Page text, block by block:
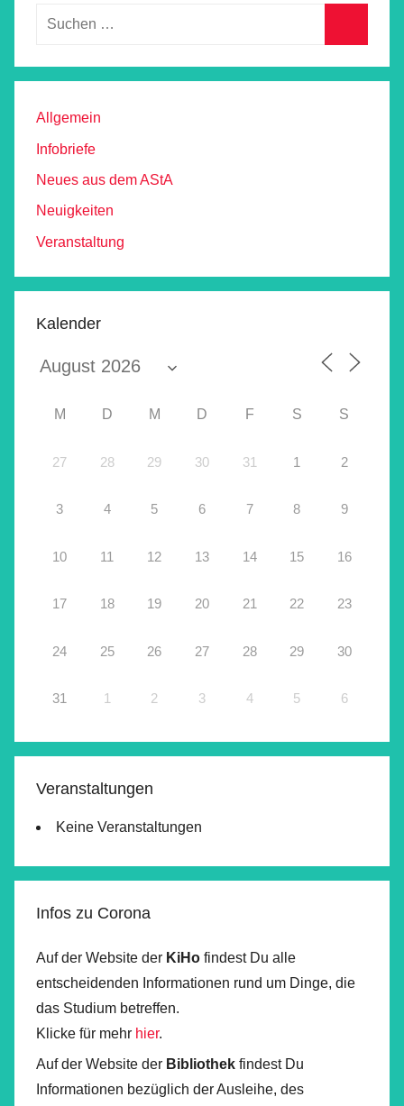
Allgemein
Infobriefe
Neues aus dem AStA
Neuigkeiten
Veranstaltung
Kalender
M D M D F S S
27 28 29 30 31 1 2
3 4 5 6 7 8 9
10 11 12 13 14 15 16
17 18 19 20 21 22 23
24 25 26 27 28 29 30
31 1 2 3 4 5 6
Veranstaltungen
Keine Veranstaltungen
Infos zu Corona
Auf der Website der KiHo findest Du alle
entscheidenden Informationen rund um Dinge, die
das Studium betreffen.
Klicke für mehr hier.
Auf der Website der Bibliothek findest Du
Informationen bezüglich der Ausleihe, des